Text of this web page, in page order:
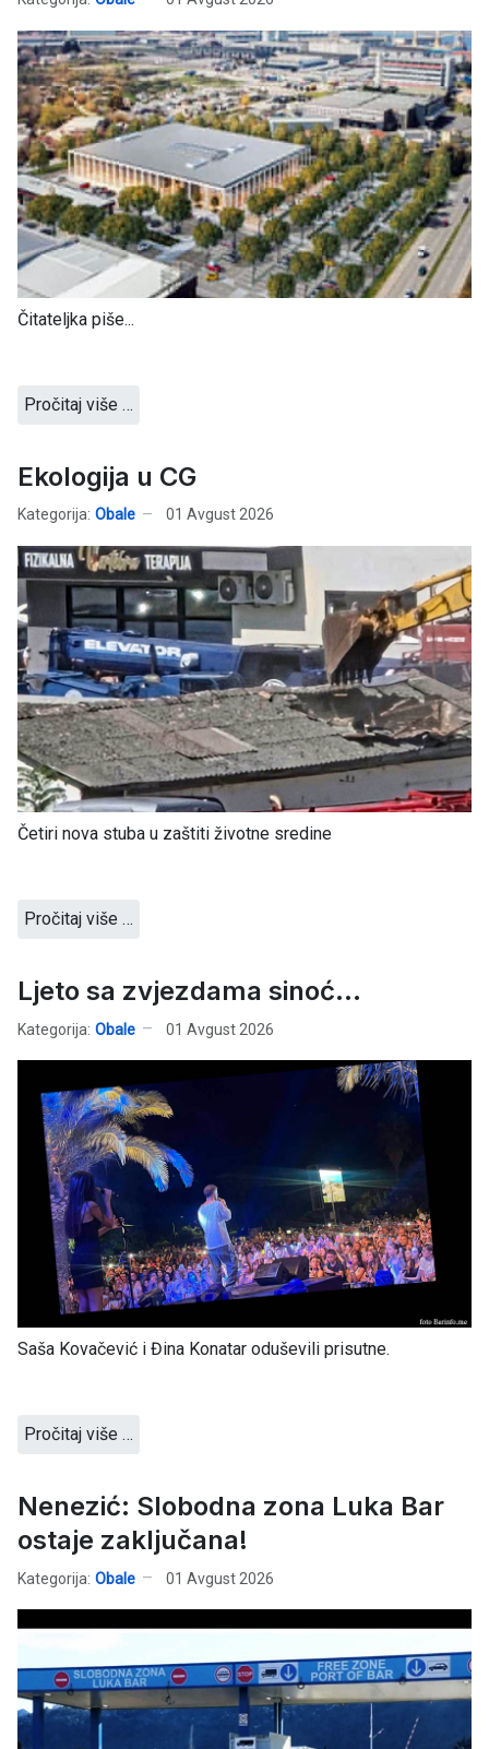
Čitateljka piše...
Pročitaj više …
Ekologija u CG
Kategorija: Obale 01 Avgust 2026
Četiri nova stuba u zaštiti životne sredine
Pročitaj više …
Ljeto sa zvjezdama sinoć...
Kategorija: Obale 01 Avgust 2026
Saša Kovačević i Đina Konatar oduševili prisutne.
Pročitaj više …
Nenezić: Slobodna zona Luka Bar
ostaje zaključana!
Kategorija: Obale 01 Avgust 2026